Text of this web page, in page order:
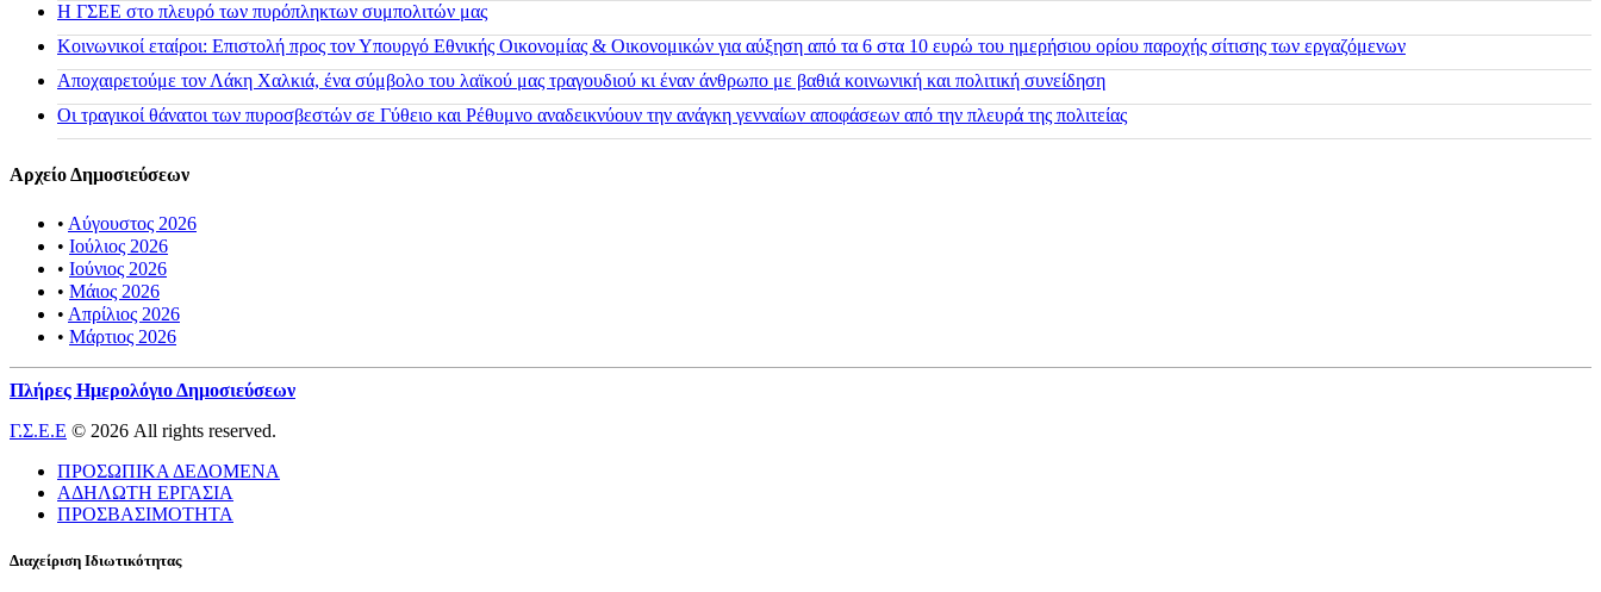
H ΓΣΕΕ στο πλευρό των πυρόπληκτων συμπολιτών μας
Κοινωνικοί εταίροι: Επιστολή προς τον Υπουργό Εθνικής Οικονομίας & Οικονομικών για αύξηση από τα 6 στα 10 ευρώ του ημερήσιου ορίου παροχής σίτισης των εργαζόμενων
Αποχαιρετούμε τον Λάκη Χαλκιά, ένα σύμβολο του λαϊκού μας τραγουδιού κι έναν άνθρωπο με βαθιά κοινωνική και πολιτική συνείδηση
Οι τραγικοί θάνατοι των πυροσβεστών σε Γύθειο και Ρέθυμνο αναδεικνύουν την ανάγκη γενναίων αποφάσεων από την πλευρά της πολιτείας
Αρχείο Δημοσιεύσεων
• Αύγουστος 2026
• Ιούλιος 2026
• Ιούνιος 2026
• Μάιος 2026
• Απρίλιος 2026
• Μάρτιος 2026
Πλήρες Ημερολόγιο Δημοσιεύσεων
Γ.Σ.Ε.Ε © 2026 All rights reserved.
ΠΡΟΣΩΠΙΚΑ ΔΕΔΟΜΕΝΑ
ΑΔΗΛΩΤΗ ΕΡΓΑΣΙΑ
ΠΡΟΣΒΑΣΙΜΟΤΗΤΑ
Διαχείριση Ιδιωτικότητας